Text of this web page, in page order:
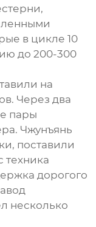
в цикле 10
до 200-300
на
Через два
пары
Чжунъянь
поставили
техника
дорогого
несколько